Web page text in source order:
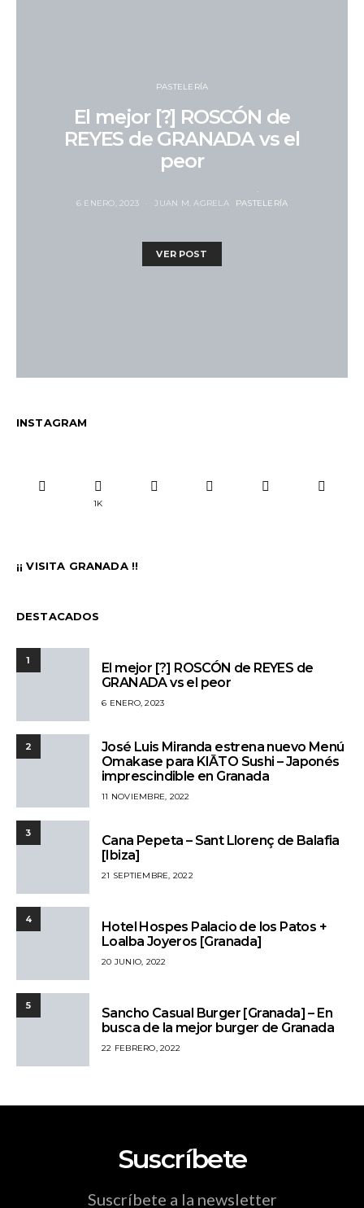
PASTELERÍA
El mejor [?] ROSCÓN de
REYES de GRANADA vs el
peor
6 ENERO, 2023 JUAN M. AGRELA PASTELERÍA
VER POST
INSTAGRAM
1K
¡¡ VISITA GRANADA !!
DESTACADOS
1
El mejor [?] ROSCÓN de REYES de
GRANADA vs el peor
6 ENERO, 2023
2
José Luis Miranda estrena nuevo Menú
Omakase para KIĀTO Sushi – Japonés
imprescindible en Granada
11 NOVIEMBRE, 2022
3
Cana Pepeta – Sant Llorenç de Balafia
[Ibiza]
21 SEPTIEMBRE, 2022
4
Hotel Hospes Palacio de los Patos +
Loalba Joyeros [Granada]
20 JUNIO, 2022
5
Sancho Casual Burger [Granada] – En
busca de la mejor burger de Granada
22 FEBRERO, 2022
Suscríbete
Suscríbete a la newsletter